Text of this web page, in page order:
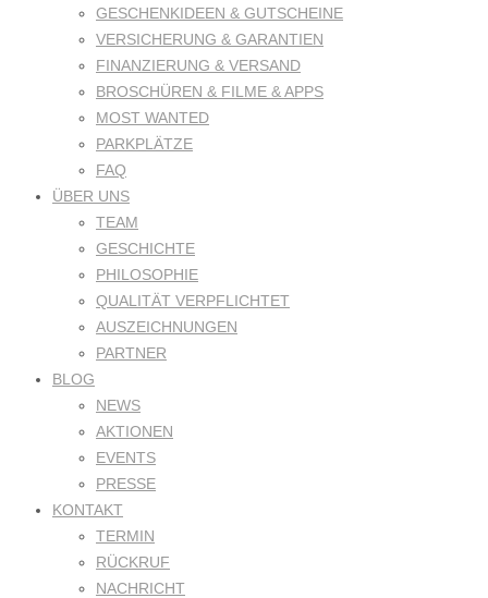
GESCHENKIDEEN & GUTSCHEINE
VERSICHERUNG & GARANTIEN
FINANZIERUNG & VERSAND
BROSCHÜREN & FILME & APPS
MOST WANTED
PARKPLÄTZE
FAQ
ÜBER UNS
TEAM
GESCHICHTE
PHILOSOPHIE
QUALITÄT VERPFLICHTET
AUSZEICHNUNGEN
PARTNER
BLOG
NEWS
AKTIONEN
EVENTS
PRESSE
KONTAKT
TERMIN
RÜCKRUF
NACHRICHT